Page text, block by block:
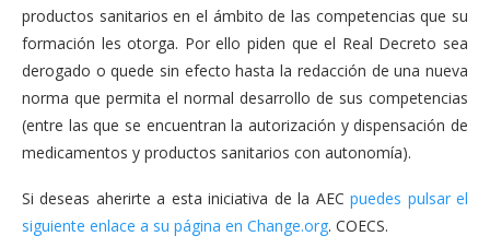
productos sanitarios en el ámbito de las competencias que su
formación les otorga. Por ello piden que el Real Decreto sea
derogado o quede sin efecto hasta la redacción de una nueva
norma que permita el normal desarrollo de sus competencias
(entre las que se encuentran la autorización y dispensación de
medicamentos y productos sanitarios con autonomía).
Si deseas aherirte a esta iniciativa de la AECpuedes pulsar el
siguiente enlace a su página en Change.org. COECS.